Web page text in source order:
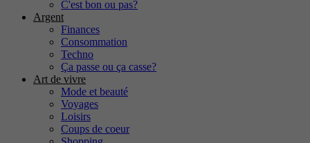
C'est bon ou pas?
Argent
Finances
Consommation
Techno
Ça passe ou ça casse?
Art de vivre
Mode et beauté
Voyages
Loisirs
Coups de coeur